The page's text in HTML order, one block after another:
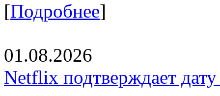
[Подробнее]
01.08.2026
Netflix подтверждает